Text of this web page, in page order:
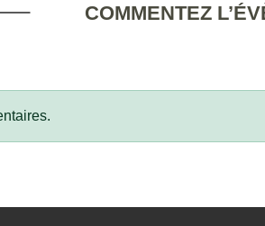
COMMENTEZ